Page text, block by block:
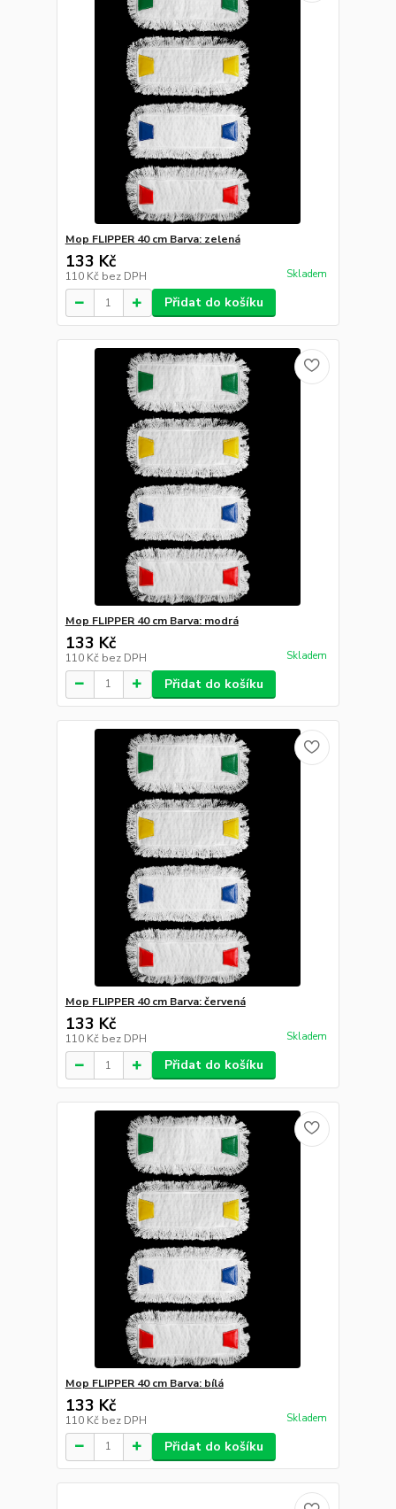
Mop FLIPPER 40 cm Barva: zelená
133 Kč
110 Kč bez DPH Skladem
Přidat do košíku
Mop FLIPPER 40 cm Barva: modrá
133 Kč
110 Kč bez DPH Skladem
Přidat do košíku
Mop FLIPPER 40 cm Barva: červená
133 Kč
110 Kč bez DPH Skladem
Přidat do košíku
Mop FLIPPER 40 cm Barva: bílá
133 Kč
110 Kč bez DPH Skladem
Přidat do košíku